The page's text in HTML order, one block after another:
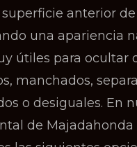
anterior
una apariencia
útiles para ocultar
manchados,
o desiguales. En
de Majadahonda